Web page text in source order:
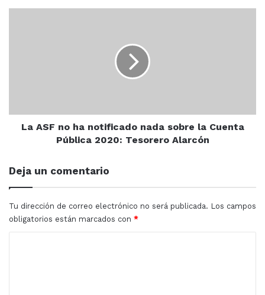
Se alistan para su debut
Alán Ríos, de Escuinapa, hará su debut en los tinglados,
en un combate contra Eduardo Cortes, mientras que el
cuadrilátero en México, cuando se enfrente en la
categoría de los semicompletos ante el también
Cuenta
PúblicaLa ASF no ha notificado nada sobre la Cuenta
Pública 2020: Tesorero Alarcón
Deja un comentario
Tu dirección de correo electrónico no será publicada. Los campos
obligatorios están marcados con *